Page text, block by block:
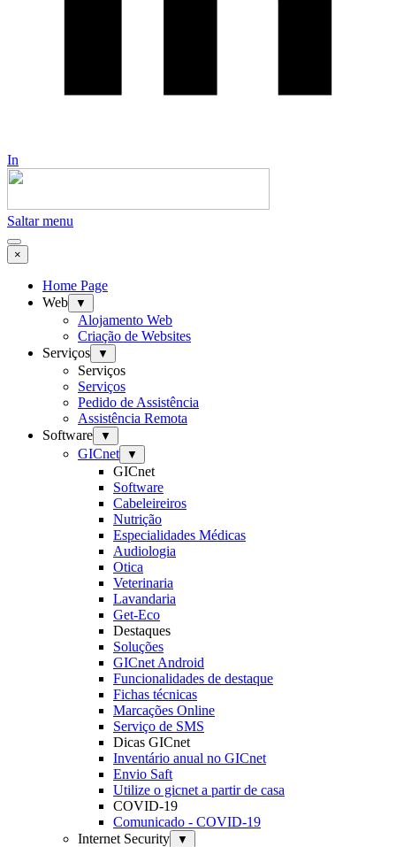
In
Saltar menu
×
Home Page
Web
▼
Alojamento Web
Criação de Websites
Serviços
▼
Serviços
Serviços
Pedido de Assistência
Assistência Remota
Software
▼
GICnet ▼
GICnet
Software
Cabeleireiros
Nutrição
Especialidades Médicas
Audiologia
Otica
Veterinaria
Lavandaria
Get-Eco
Destaques
Soluções
GICnet Android
Funcionalidades de destaque
Fichas técnicas
Marcações Online
Serviço de SMS
Dicas GICnet
Inventário anual no GICnet
Envio Saft
Utilize o gicnet a partir de casa
COVID-19
Comunicado - COVID-19
Internet Security
▼